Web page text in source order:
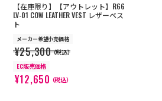
【在庫限り】【アウトレット】R66
LV-01 COW LEATHER VEST レザーベス
ト
メーカー希望小売価格
¥25,300（税込）
EC販売価格
¥12,650（税込）